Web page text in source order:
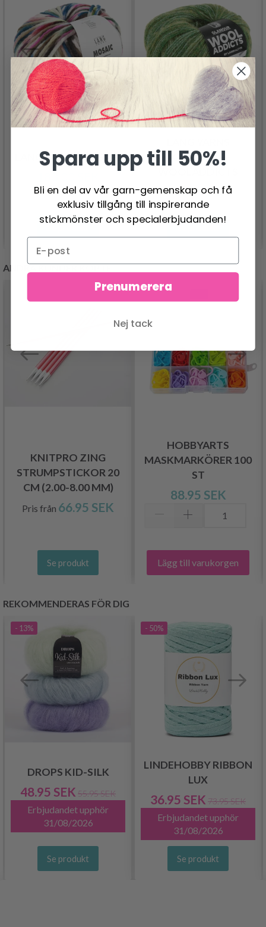
LANG YARNS MOSAIC
GLAMOUR
163.00 SEK
Se produkt
ANDRA KUNDER KÖPTE
KNITPRO ZING
STRUMPSTICKOR 20
CM (2.00-8.00 MM)
Pris från 66.95 SEK
Se produkt
HOBBYARTS
MASKMARKÖRER 100
ST
88.95 SEK
Lägg till varukorgen
REKOMMENDERAS FÖR DIG
- 13%
DROPS KID-SILK
48.95 SEK 55.95 SEK
Erbjudandet upphör
31/08/2026
Se produkt
- 50%
LINDEHOBBY RIBBON
LUX
36.95 SEK 73.95 SEK
Erbjudandet upphör
31/08/2026
Se produkt
Spara upp till 50%!
Bli en del av vår garn-gemenskap och få
exklusiv tillgång till inspirerande
stickmönster och specialerbjudanden!
Prenumerera
Nej tack